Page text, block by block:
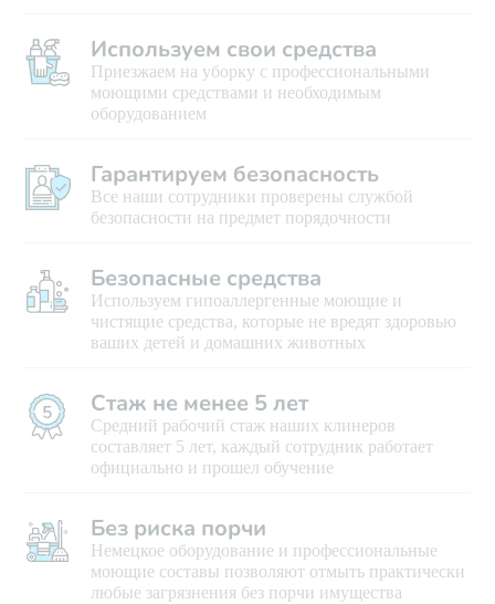
Используем свои средства
Приезжаем на уборку с профессиональными
моющими средствами и необходимым
оборудованием
Гарантируем безопасность
Все наши сотрудники проверены службой
безопасности на предмет порядочности
Безопасные средства
Используем гипоаллергенные моющие и
чистящие средства, которые не вредят здоровью
ваших детей и домашних животных
Стаж не менее 5 лет
Средний рабочий стаж наших клинеров
составляет 5 лет, каждый сотрудник работает
официально и прошел обучение
Без риска порчи
Немецкое оборудование и профессиональные
моющие составы позволяют отмыть практически
любые загрязнения без порчи имущества